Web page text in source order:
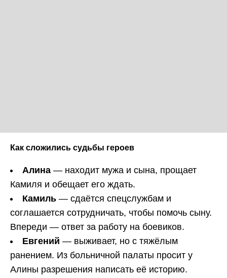
Как сложились судьбы героев
Алина — находит мужа и сына, прощает
Камиля и обещает его ждать.
Камиль — сдаётся спецслужбам и
соглашается сотрудничать, чтобы помочь сыну.
Впереди — ответ за работу на боевиков.
Евгений — выживает, но с тяжёлым
ранением. Из больничной палаты просит у
Алины разрешения написать её историю.